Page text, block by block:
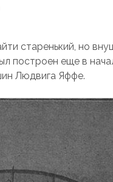
старенький, но
построен еще в
Людвига Яффе.